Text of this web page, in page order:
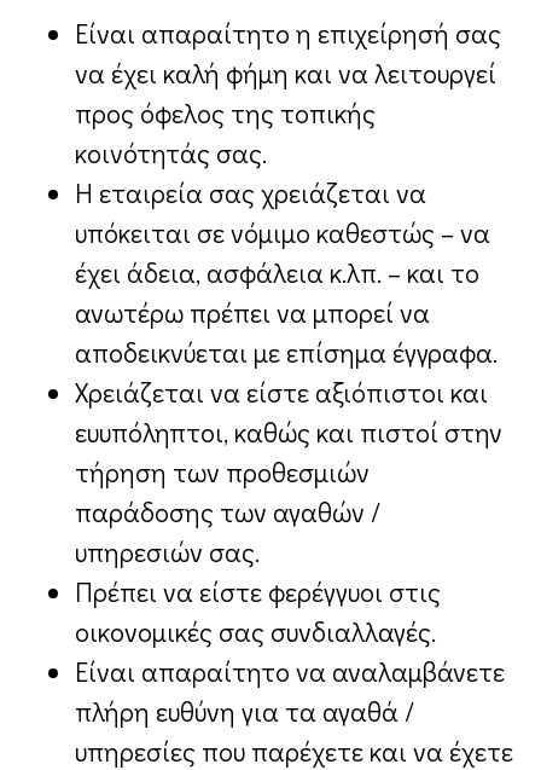
Είναι απαραίτητο η επιχείρησή σας
να έχει καλή φήμη και να λειτουργεί
προς όφελος της τοπικής
κοινότητάς σας.
Η εταιρεία σας χρειάζεται να
υπόκειται σε νόμιμο καθεστώς – να
έχει άδεια, ασφάλεια κ.λπ. – και το
ανωτέρω πρέπει να μπορεί να
αποδεικνύεται με επίσημα έγγραφα.
Χρειάζεται να είστε αξιόπιστοι και
ευυπόληπτοι, καθώς και πιστοί στην
τήρηση των προθεσμιών
παράδοσης των αγαθών /
υπηρεσιών σας.
Πρέπει να είστε φερέγγυοι στις
οικονομικές σας συνδιαλλαγές.
Είναι απαραίτητο να αναλαμβάνετε
πλήρη ευθύνη για τα αγαθά /
υπηρεσίες που παρέχετε και να έχετε